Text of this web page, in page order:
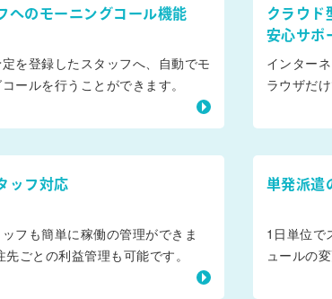
へのモーニングコール機能
を登録したスタッフへ、自動でモ
ールを行うことができます。
クラウド
安心サポ
インター
ラウザだ
ッフ対応
フも簡単に稼働の管理ができま
先ごとの利益管理も可能です。
単発派遣
1日単位で
ュールの